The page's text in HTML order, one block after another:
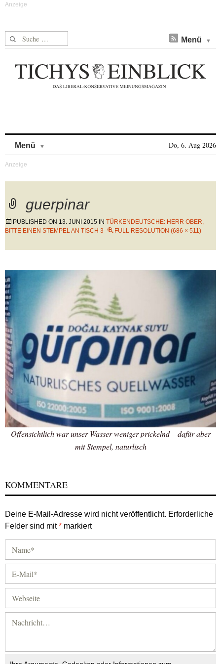
Suche nach: Menü
Menü Do, 6. Aug 2026
guerpinar
PUBLISHED ON 13. JUNI 2015 IN TÜRKENDEUTSCHE: HERR OBER,
BITTE EINEN STEMPEL AN TISCH 3
FULL RESOLUTION (686 × 511)
Offensichtlich war unser Wasser weniger prickelnd – dafür aber
mit Stempel, naturlisch
KOMMENTARE
Deine E-Mail-Adresse wird nicht veröffentlicht. Erforderliche
Felder sind mit* markiert